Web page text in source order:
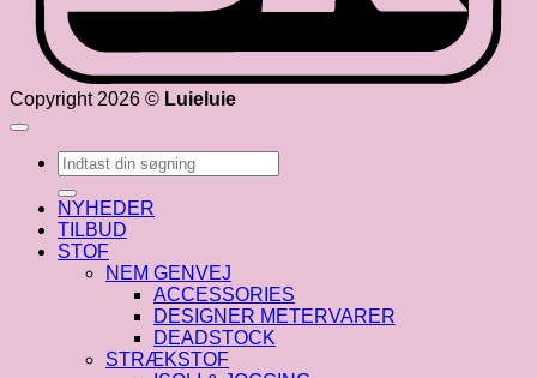
Copyright 2026 © Luieluie
Søg
efter:
NYHEDER
TILBUD
STOF
NEM GENVEJ
ACCESSORIES
DESIGNER METERVARER
DEADSTOCK
STRÆKSTOF